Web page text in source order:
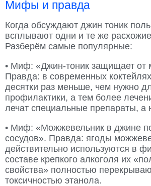
Мифы и правда
Когда обсуждают джин тоник
всплывают одни и те же
Разберём самые популярные:
• Миф: «Джин-тоник защищает от
Правда: в современных
десятки раз меньше, чем нужно
профилактики, а тем более
лечат специальные препараты, а
• Миф: «Можжевельник в джине
сосудов». Правда: ягоды
действительно используются в
составе крепкого алкоголя их
свойства» полностью
токсичностью этанола.